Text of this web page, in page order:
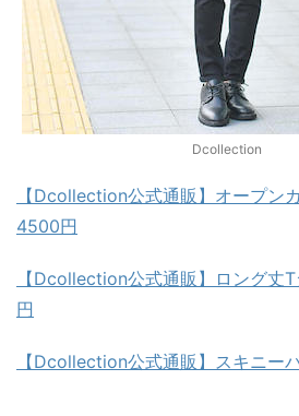
Dcollection
【Dcollection公式通販】オープン
4500円
【Dcollection公式通販】ロング丈
円
【Dcollection公式通販】スキニー